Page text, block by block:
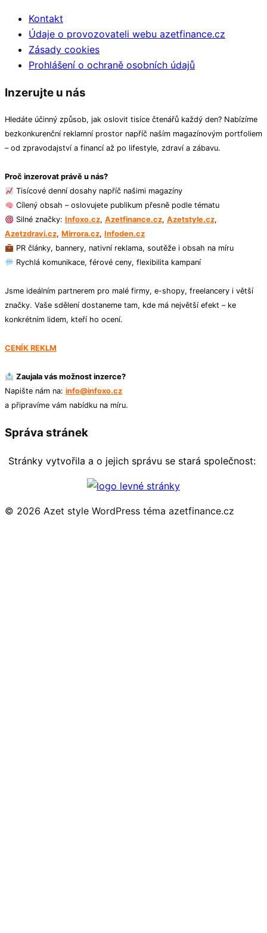
Kontakt
Údaje o provozovateli webu azetfinance.cz
Zásady cookies
Prohlášení o ochraně osobních údajů
Inzerujte u nás
Hledáte účinný způsob, jak oslovit tisíce čtenářů každý den? Nabízíme
bezkonkurenční reklamní prostor napříč naším magazínovým portfoliem
– od zpravodajství a financí až po lifestyle, zdraví a zábavu.
Proč inzerovat právě u nás?
Tisícové denní dosahy napříč našimi magazíny
Cílený obsah – oslovujete publikum přesně podle tématu
Silné značky: Infoxo.cz, Azetfinance.cz, Azetstyle.cz,
Azetzdravi.cz, Mirrora.cz, Infoden.cz
PR články, bannery, nativní reklama, soutěže i obsah na míru
Rychlá komunikace, férové ceny, flexibilita kampaní
Jsme ideálním partnerem pro malé firmy, e-shopy, freelancery i větší
značky. Vaše sdělení dostaneme tam, kde má největší efekt – ke
konkrétním lidem, kteří ho ocení.
CENÍK REKLM
Zaujala vás možnost inzerce?
Napište nám na: info@infoxo.cz
a připravíme vám nabídku na míru.
Správa stránek
Stránky vytvořila a o jejich správu se stará společnost:
© 2026 Azet style WordPress téma azetfinance.cz